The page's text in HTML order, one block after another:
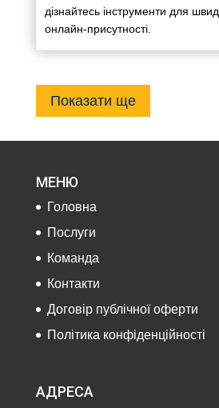
дізнайтесь інструменти для
онлайн-присутності.
Показати ще
МЕНЮ
Головна
Послуги
Команда
Контакти
Договір публічної оферти
Політика конфіденційності
АДРЕСА